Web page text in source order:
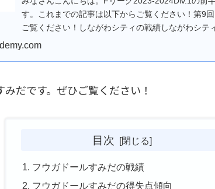
す。これまでの記事は以下からご覧ください！第9
ご覧ください！しながわシティの戦績しながわシテ
8...
だです。ぜひご覧ください！
目次
フウガドールすみだの戦績
フウガドールすみだの得失点傾向